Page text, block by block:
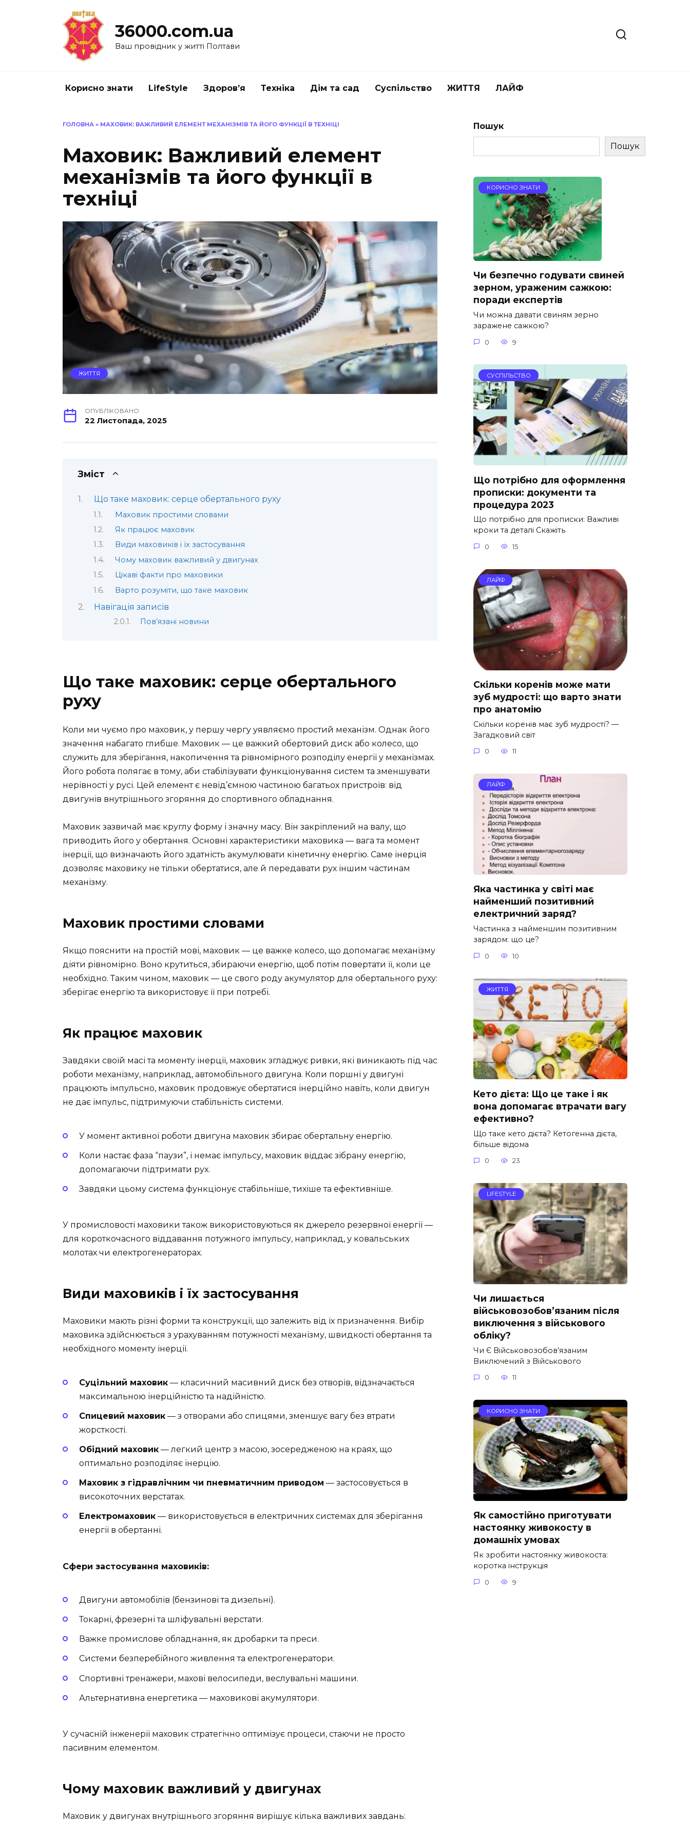
36000.com.ua
Ваш провідник у житті Полтави
Корисно знати LifeStyle Здоров’я Техніка Дім та сад Суспільство ЖИТТЯ ЛАЙФ
ГОЛОВНА » МАХОВИК: ВАЖЛИВИЙ ЕЛЕМЕНТ МЕХАНІЗМІВ ТА ЙОГО ФУНКЦІЇ В ТЕХНІЦІ
Маховик: Важливий елемент
механізмів та його функції в
техніці
ЖИТТЯ
ОПУБЛІКОВАНО
22 Листопада, 2025
Зміст
Що таке маховик: серце обертального руху
Маховик простими словами
Як працює маховик
Види маховиків і їх застосування
Чому маховик важливий у двигунах
Цікаві факти про маховики
Варто розуміти, що таке маховик
Навігація записів
Пов’язані новини
Що таке маховик: серце обертального
руху
Коли ми чуємо про маховик, у першу чергу уявляємо простий механізм. Однак його
значення набагато глибше. Маховик — це важкий обертовий диск або колесо, що
служить для зберігання, накопичення та рівномірного розподілу енергії у механізмах.
Його робота полягає в тому, аби стабілізувати функціонування систем та зменшувати
нерівності у русі. Цей елемент є невід’ємною частиною багатьох пристроїв: від
двигунів внутрішнього згоряння до спортивного обладнання.
Маховик зазвичай має круглу форму і значну масу. Він закріплений на валу, що
приводить його у обертання. Основні характеристики маховика — вага та момент
інерції, що визначають його здатність акумулювати кінетичну енергію. Саме інерція
дозволяє маховику не тільки обертатися, але й передавати рух іншим частинам
механізму.
Маховик простими словами
Якщо пояснити на простій мові, маховик — це важке колесо, що допомагає механізму
діяти рівномірно. Воно крутиться, збираючи енергію, щоб потім повертати її, коли це
необхідно. Таким чином, маховик — це свого роду акумулятор для обертального руху:
зберігає енергію та використовує її при потребі.
Як працює маховик
Завдяки своїй масі та моменту інерції, маховик згладжує ривки, які виникають під час
роботи механізму, наприклад, автомобільного двигуна. Коли поршні у двигуні
працюють імпульсно, маховик продовжує обертатися інерційно навіть, коли двигун
не дає імпульс, підтримуючи стабільність системи.
У момент активної роботи двигуна маховик збирає обертальну енергію.
Коли настає фаза “паузи”, і немає імпульсу, маховик віддає зібрану енергію,
допомагаючи підтримати рух.
Завдяки цьому система функціонує стабільніше, тихіше та ефективніше.
У промисловості маховики також використовуються як джерело резервної енергії —
для короткочасного віддавання потужного імпульсу, наприклад, у ковальських
молотах чи електрогенераторах.
Види маховиків і їх застосування
Маховики мають різні форми та конструкції, що залежить від їх призначення. Вибір
маховика здійснюється з урахуванням потужності механізму, швидкості обертання та
необхідного моменту інерції.
Суцільний маховик — класичний масивний диск без отворів, відзначається
максимальною інерційністю та надійністю.
Спицевий маховик — з отворами або спицями, зменшує вагу без втрати
жорсткості.
Обідний маховик — легкий центр з масою, зосередженою на краях, що
оптимально розподіляє інерцію.
Маховик з гідравлічним чи пневматичним приводом — застосовується в
високоточних верстатах.
Електромаховик — використовується в електричних системах для зберігання
енергії в обертанні.
Сфери застосування маховиків:
Двигуни автомобілів (бензинові та дизельні).
Токарні, фрезерні та шліфувальні верстати.
Важке промислове обладнання, як дробарки та преси.
Системи безперебійного живлення та електрогенератори.
Спортивні тренажери, махові велосипеди, веслувальні машини.
Альтернативна енергетика — маховикові акумулятори.
У сучасній інженерії маховик стратегічно оптимізує процеси, стаючи не просто
пасивним елементом.
Чому маховик важливий у двигунах
Маховик у двигунах внутрішнього згоряння вирішує кілька важливих завдань:
Пошук
Пошук
КОРИСНО ЗНАТИ
Чи безпечно годувати свиней
зерном, ураженим сажкою:
поради експертів
Чи можна давати свиням зерно
заражене сажкою?
0 9
СУСПІЛЬСТВО
Що потрібно для оформлення
прописки: документи та
процедура 2023
Що потрібно для прописки: Важливі
кроки та деталі Скажіть
0 15
ЛАЙФ
Скільки коренів може мати
зуб мудрості: що варто знати
про анатомію
Скільки коренів має зуб мудрості? —
Загадковий світ
0 11
ЛАЙФ
Яка частинка у світі має
найменший позитивний
електричний заряд?
Частинка з найменшим позитивним
зарядом: що це?
0 10
ЖИТТЯ
Кето дієта: Що це таке і як
вона допомагає втрачати вагу
ефективно?
Що таке кето дієта? Кетогенна дієта,
більше відома
0 23
LIFESTYLE
Чи лишається
військовозобов’язаним після
виключення з військового
обліку?
Чи Є Військовозобов’язаним
Виключений з Військового
0 11
КОРИСНО ЗНАТИ
Як самостійно приготувати
настоянку живокосту в
домашніх умовах
Як зробити настоянку живокоста:
коротка інструкція
0 9